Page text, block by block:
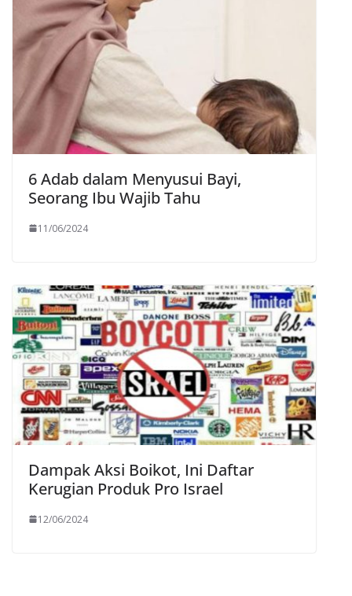
6 Adab dalam Menyusui Bayi,
Seorang Ibu Wajib Tahu
11/06/2024
Dampak Aksi Boikot, Ini Daftar
Kerugian Produk Pro Israel
12/06/2024